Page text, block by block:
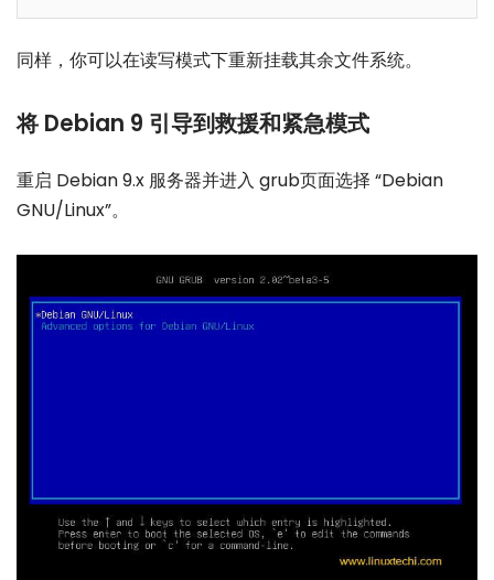
同样，你可以在读写模式下重新挂载其余文件系统。
将 Debian 9 引导到救援和紧急模式
重启 Debian 9.x 服务器并进入 grub页面选择 “Debian
GNU/Linux”。